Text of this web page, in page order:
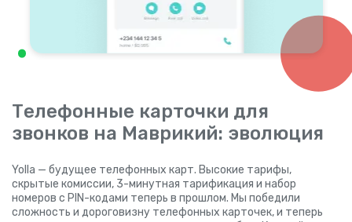
Телефонные карточки для
звонков на Маврикий: эволюция
Yolla — будущее телефонных карт. Высокие тарифы,
скрытые комиссии, 3-минутная тарификация и набор
номеров с PIN-кодами теперь в прошлом. Мы победили
сложность и дороговизну телефонных карточек, и теперь